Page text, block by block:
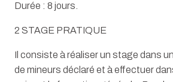
Durée : 8 jours.
2 STAGE PRATIQUE
Il consiste à réaliser un stage dans
de mineurs déclaré et à effectuer